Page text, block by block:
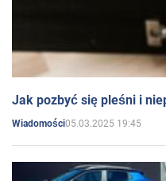
Jak pozbyć się pleśni i
Wiadomości05.03.2025 19:45